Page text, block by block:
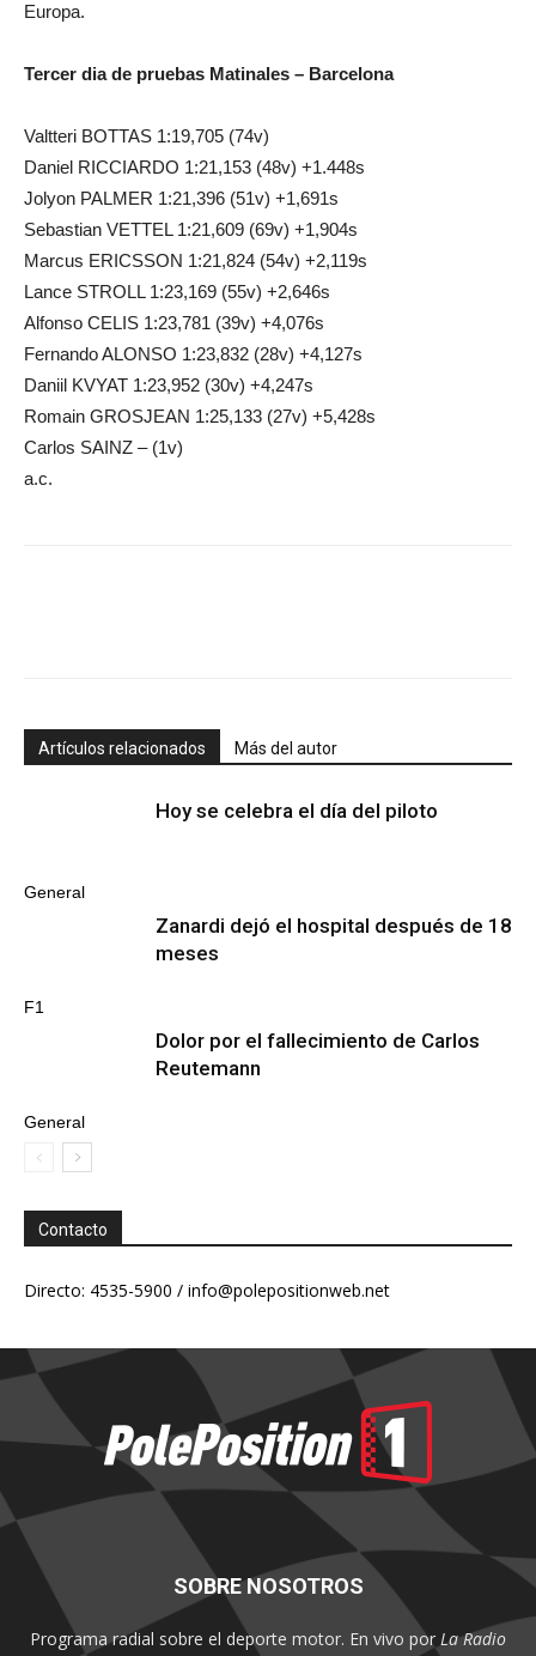
Europa.
Tercer dia de pruebas Matinales – Barcelona
Valtteri BOTTAS 1:19,705 (74v)
Daniel RICCIARDO 1:21,153 (48v) +1.448s
Jolyon PALMER 1:21,396 (51v) +1,691s
Sebastian VETTEL 1:21,609 (69v) +1,904s
Marcus ERICSSON 1:21,824 (54v) +2,119s
Lance STROLL 1:23,169 (55v) +2,646s
Alfonso CELIS 1:23,781 (39v) +4,076s
Fernando ALONSO 1:23,832 (28v) +4,127s
Daniil KVYAT 1:23,952 (30v) +4,247s
Romain GROSJEAN 1:25,133 (27v) +5,428s
Carlos SAINZ – (1v)
a.c.
Artículos relacionados Más del autor
General
Hoy se celebra el día del piloto
F1
Zanardi dejó el hospital después de 18
meses
General
Dolor por el fallecimiento de Carlos
Reutemann
Contacto
Directo: 4535-5900 / info@polepositionweb.net
SOBRE NOSOTROS
Programa radial sobre el deporte motor. En vivo por La Radio